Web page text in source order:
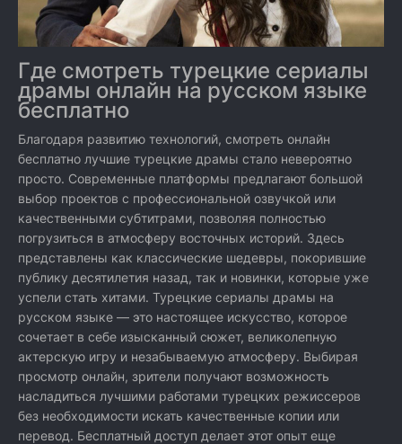
Где смотреть турецкие сериалы
драмы онлайн на русском языке
бесплатно
Благодаря развитию технологий, смотреть онлайн
бесплатно лучшие турецкие драмы стало невероятно
просто. Современные платформы предлагают большой
выбор проектов с профессиональной озвучкой или
качественными субтитрами, позволяя полностью
погрузиться в атмосферу восточных историй. Здесь
представлены как классические шедевры, покорившие
публику десятилетия назад, так и новинки, которые уже
успели стать хитами. Турецкие сериалы драмы на
русском языке — это настоящее искусство, которое
сочетает в себе изысканный сюжет, великолепную
актерскую игру и незабываемую атмосферу. Выбирая
просмотр онлайн, зрители получают возможность
насладиться лучшими работами турецких режиссеров
без необходимости искать качественные копии или
перевод. Бесплатный доступ делает этот опыт еще